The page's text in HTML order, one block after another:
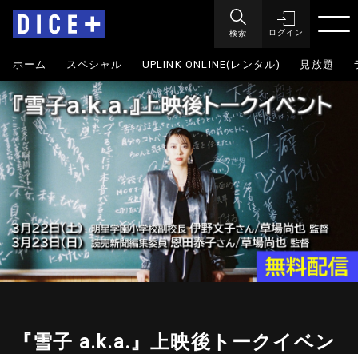
検索 ログイン
ホーム スペシャル UPLINK ONLINE(レンタル) 見放題
『雪子 a.k.a.』上映後トークイベン